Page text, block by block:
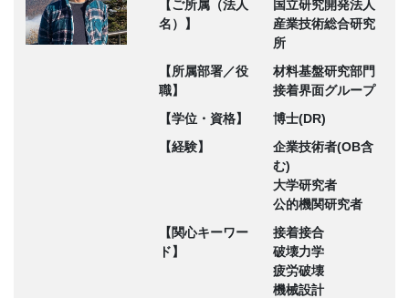
【ご所属（法人
名）】
国立研究開発法人
産業技術総合研究
所
【所属部署／役
職】
材料基盤研究部門
接着界面グループ
【学位・資格】
博士(DR)
【経験】
企業技術者(OB含
む)
大学研究者
公的機関研究者
【関心キーワー
ド】
接着接合
破壊力学
疲労破壊
機械設計